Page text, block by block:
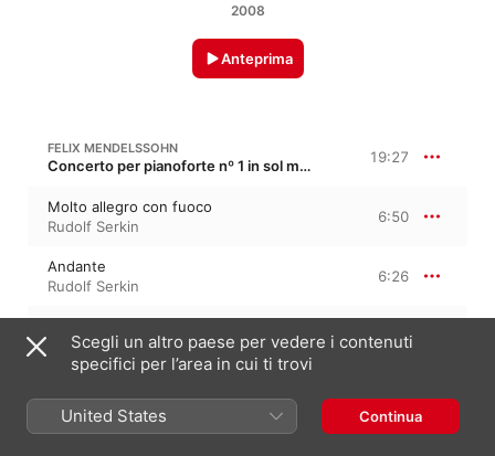
2008
Anteprima
FELIX MENDELSSOHN
Concerto per pianoforte nº 1 in sol minore, Op. 25 19:27
Molto allegro con fuoco
Rudolf Serkin
6:50
Andante
Rudolf Serkin
6:26
Rudolf Serkin
6:11
FELIX MENDELSSOHN
Allegro in la minore, MWV U 28
Scegli un altro paese per vedere i contenuti
specifici per l’area in cui ti trovi
United States Continua